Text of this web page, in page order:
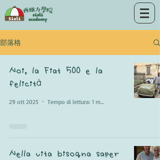
部落格
Noi, la Fiat 500 e la
felicità
29 ott 2025 Tempo di lettura: 1 min
Nella vita bisogna saper